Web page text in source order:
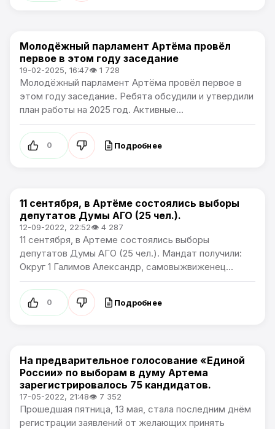
Политика
Молодёжный парламент Артёма провёл
первое в этом году заседание
19-02-2025, 16:47👁 1 728
Молодёжный парламент Артёма провёл первое в
этом году заседание. Ребята обсудили и утвердили
план работы на 2025 год. Активные...
0 Подробнее
Политика
11 сентября, в Артёме состоялись выборы
депутатов Думы АГО (25 чел.).
12-09-2022, 22:52👁 4 287
11 сентября, в Артеме состоялись выборы
депутатов Думы АГО (25 чел.). Мандат получили:
Округ 1 Галимов Александр, самовыжвиженец...
0 Подробнее
Политика
На предварительное голосование «Единой
России» по выборам в думу Артема
зарегистрировалось 75 кандидатов.
17-05-2022, 21:48👁 7 352
Прошедшая пятница, 13 мая, стала последним днём
регистрации заявлений от желающих принять